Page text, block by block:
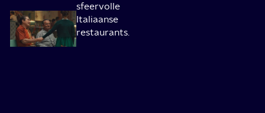
sfeervolle
Italiaanse
restaurants.